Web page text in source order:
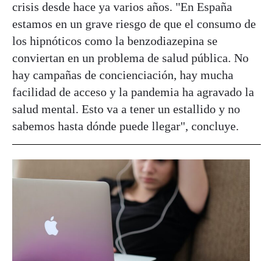
crisis desde hace ya varios años. "En España
estamos en un grave riesgo de que el consumo de
los hipnóticos como la benzodiazepina se
conviertan en un problema de salud pública. No
hay campañas de concienciación, hay mucha
facilidad de acceso y la pandemia ha agravado la
salud mental. Esto va a tener un estallido y no
sabemos hasta dónde puede llegar", concluye.